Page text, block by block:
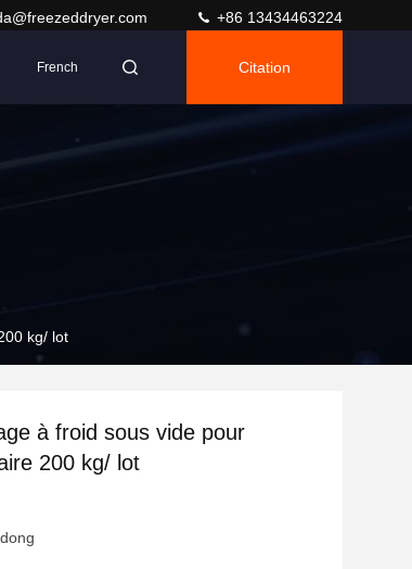
+86 13434463224
French Citation
kg/ lot
à froid sous vide pour
200 kg/ lot